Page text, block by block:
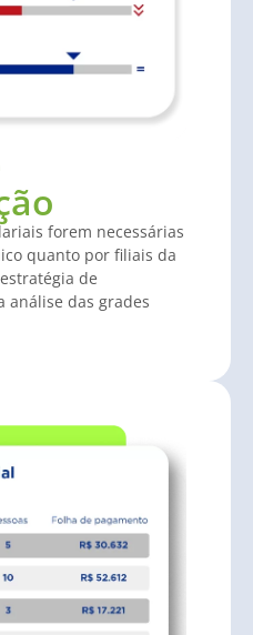
forem necessárias
quanto por filiais da
de
análise das grades